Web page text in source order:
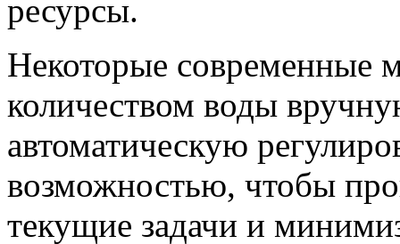
ресурсы.
Некоторые современные
количеством воды
автоматическую
возможностью, чтобы
текущие задачи и